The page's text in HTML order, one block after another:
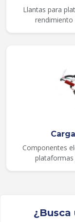
Llantas para
Componentes
plataformas
¿Busca